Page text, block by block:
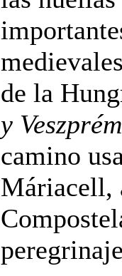
de la
y Veszprém
camino